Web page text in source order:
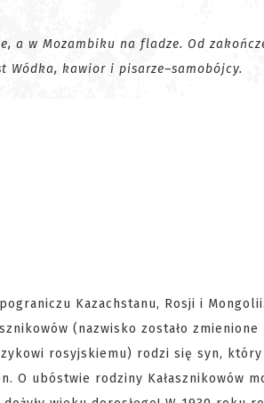
a w Mozambiku na fladze. Od
Wódka, kawior i pisarze–samobójcy.
Kazachstanu, Rosji i
(nazwisko zostało
rosyjskiemu) rodzi się syn,
O ubóstwie rodziny Kałasznikowów